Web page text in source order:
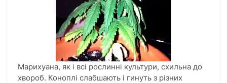
Марихуана, як і всі рослинні культури, схильна до
хвороб. Коноплі слабшають і гинуть з різних